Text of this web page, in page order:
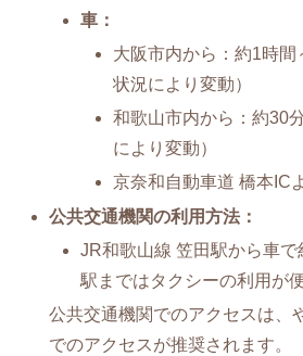
車：
大阪市内から：約1時間
状況により変動）
和歌山市内から：約30
により変動）
京奈和自動車道 橋本IC
公共交通機関の利用方法：
JR和歌山線 笠田駅から車
駅まではタクシーの利用が
公共交通機関でのアクセスは、
でのアクセスが推奨されます。